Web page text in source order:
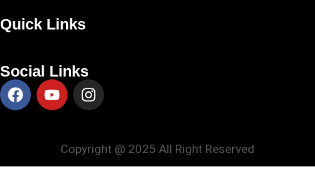
Quick Links
Social Links
Copyright @ 2025 All Right Reserved